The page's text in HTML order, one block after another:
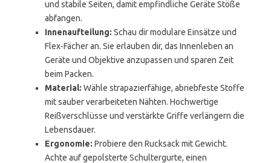
und stabile Seiten, damit empfindliche Geräte Stöße
abfangen.
Innenaufteilung: Schau dir modulare Einsätze und
Flex-Fächer an. Sie erlauben dir, das Innenleben an
Geräte und Objektive anzupassen und sparen Zeit
beim Packen.
Material: Wähle strapazierfähige, abriebfeste Stoffe
mit sauber verarbeiteten Nähten. Hochwertige
Reißverschlüsse und verstärkte Griffe verlängern die
Lebensdauer.
Ergonomie: Probiere den Rucksack mit Gewicht.
Achte auf gepolsterte Schultergurte, einen